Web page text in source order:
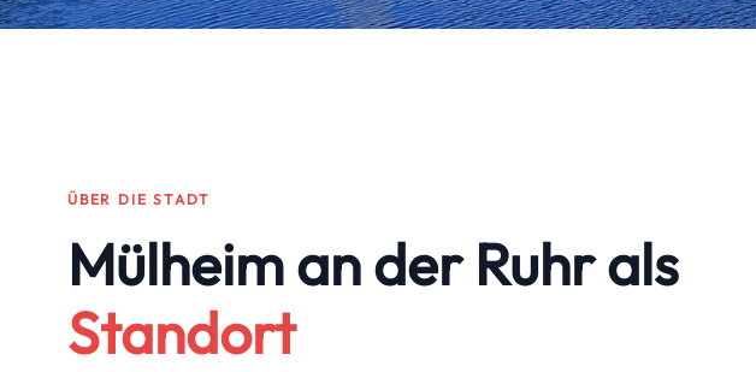
ÜBER DIE STADT
Mülheim an der Ruhr als
Standort